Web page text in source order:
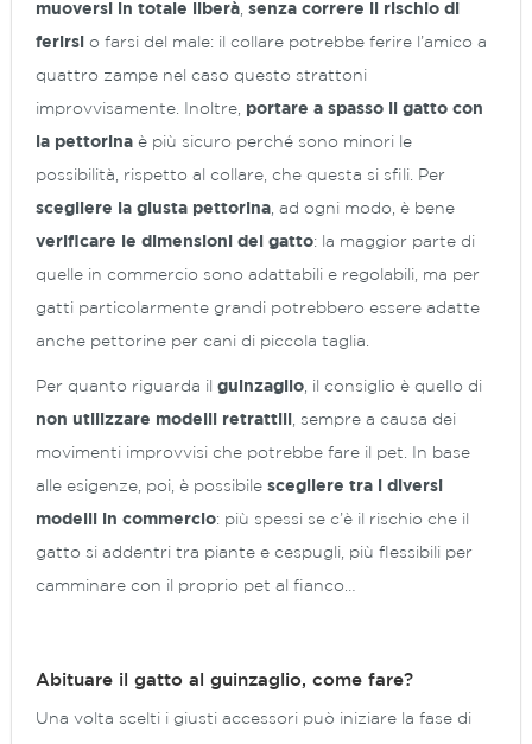
muoversi in totale liberà senza correre il rischio di
ferirsi o farsi del male: il collare potrebbe ferire l’amico a
quattro zampe nel caso questo strattoni
improvvisamente. Inoltre, portare a spasso il gatto con
la pettorina è più sicuro perché sono minori le
possibilità, rispetto al collare, che questa si sfili. Per
scegliere la giusta pettorina , ad ogni modo, è bene
verificare le dimensioni del gatto: la maggior parte di
quelle in commercio sono adattabili e regolabili, ma per
gatti particolarmente grandi potrebbero essere adatte
anche pettorine per cani di piccola taglia.
Per quanto riguarda il guinzaglio , il consiglio è quello di
non utilizzare modelli retrattili , sempre a causa dei
movimenti improvvisi che potrebbe fare il pet. In base
alle esigenze, poi, è possibile scegliere tra i diversi
modelli in commercio: più spessi se c’è il rischio che il
gatto si addentri tra piante e cespugli, più flessibili per
camminare con il proprio pet al fianco…
Abituare il gatto al guinzaglio, come fare?
Una volta scelti i giusti accessori può iniziare la fase di